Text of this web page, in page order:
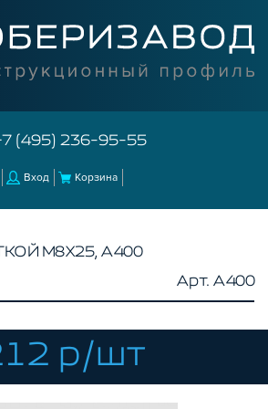
(495) 236-95-55
Вход Корзина
ЧПУ
М8Х25, A400
Арт. A400
р/шт